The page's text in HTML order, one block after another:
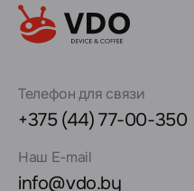
Телефон для связи
+375 (44) 77-00-350
Наш E-mail
info@vdo.by